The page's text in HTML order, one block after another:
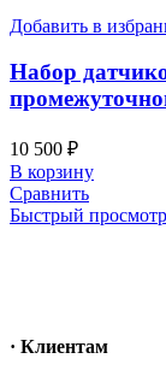
Добавить в
Набор
10 500 ₽
В корзину
Сравнить
Быстрый просмотр
· Клиентам